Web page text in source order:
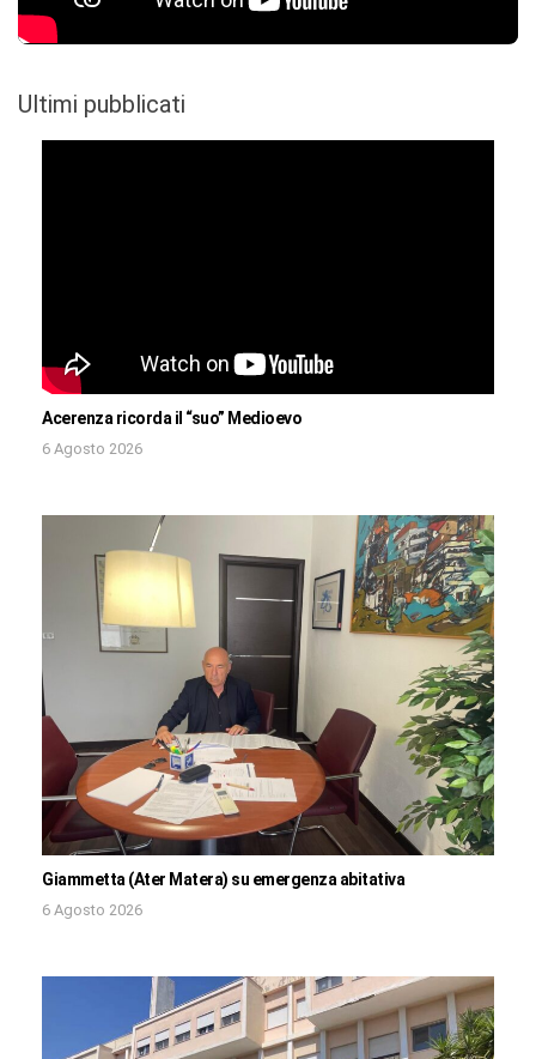
Ultimi pubblicati
Acerenza ricorda il “suo” Medioevo
6 Agosto 2026
Giammetta (Ater Matera) su emergenza abitativa
6 Agosto 2026